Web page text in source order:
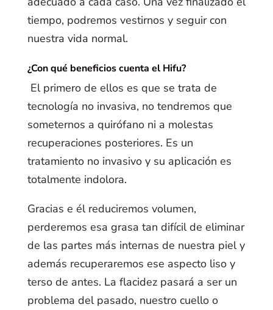
tiempo, podremos vestirnos y seguir con
nuestra vida normal.
¿Con qué beneficios cuenta el Hifu?
El primero de ellos es que se trata de
tecnología no invasiva, no tendremos que
someternos a quirófano ni a molestas
recuperaciones posteriores. Es un
tratamiento no invasivo y su aplicación es
totalmente indolora.
Gracias e él reduciremos volumen,
perderemos esa grasa tan difícil de eliminar
de las partes más internas de nuestra piel y
además recuperaremos ese aspecto liso y
terso de antes. La flacidez pasará a ser un
problema del pasado, nuestro cuello o